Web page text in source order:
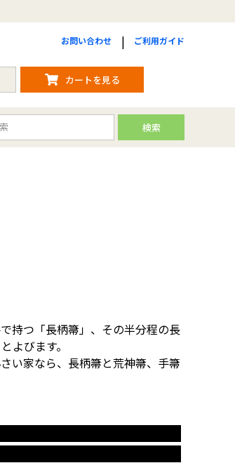
お問い合わせ ご利用ガイド
カートを見る
検索
持つ「長柄箒」、その半分程の長
よびます。
い家なら、長柄箒と荒神箒、手箒